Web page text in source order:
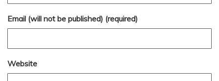
Email (will not be published) (required)
Website